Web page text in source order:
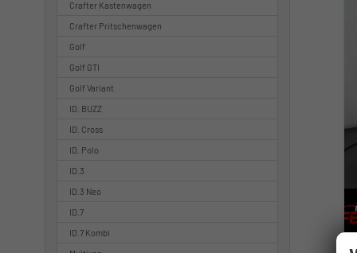
Crafter Kastenwagen
Crafter Pritschenwagen
Golf
Golf GTI
Golf Variant
ID. BUZZ
ID. Cross
ID. Polo
ID.3
ID.3 Neo
ID.7
ID.7 Kombi